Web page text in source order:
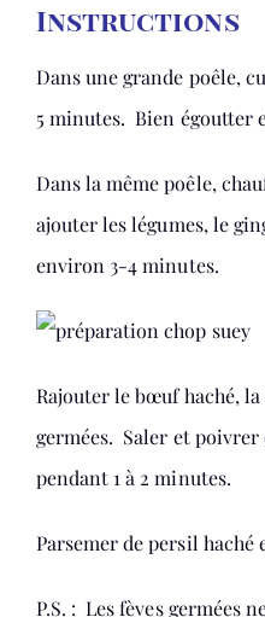
Instructions
Dans une grande poêle,
5 minutes. Bien égoutter
Dans la même poêle,
ajouter les légumes, le
environ 3-4 minutes.
Rajouter le bœuf haché, la
germées. Saler et
pendant 1 à 2 minutes.
Parsemer de persil
P.S. : Les fèves germées